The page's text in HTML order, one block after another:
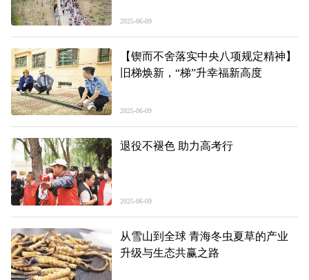
2025-06-09
【锲而不舍落实中央八项规定精神】
旧梯焕新，“梯”升幸福新高度
2025-06-09
退役不褪色 助力高考行
2025-06-09
从雪山到全球 青海冬虫夏草的产业
升级与生态共赢之路